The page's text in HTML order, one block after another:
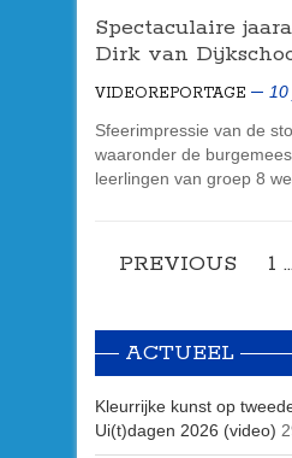
Spectaculaire
Dirk van
VIDEOREPORTAGE
10
Sfeerimpressie van de
waaronder de
leerlingen van groep 8
PREVIOUS 1
ACTUEEL
Kleurrijke kunst op
Ui(t)dagen 2026 (video)